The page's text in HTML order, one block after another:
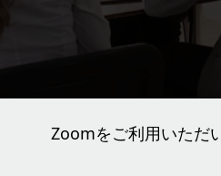
Zoomをご利用いただ